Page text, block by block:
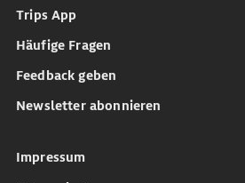
Trips App
Häufige Fragen
Feedback geben
Newsletter abonnieren
Impressum